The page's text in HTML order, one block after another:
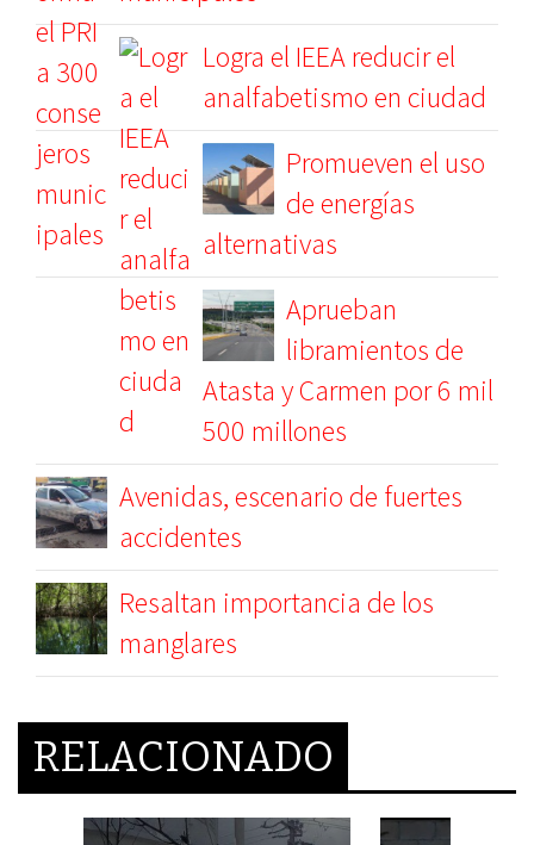
Logra el IEEA reducir el
analfabetismo en ciudad
Promueven el uso
de energías
alternativas
Aprueban
libramientos de
Atasta y Carmen por 6 mil
500 millones
Avenidas, escenario de fuertes
accidentes
Resaltan importancia de los
manglares
RELACIONADO